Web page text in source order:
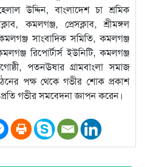
উদ্দিন, বাংলাদেশ চা শ্রমিক
কমলগঞ্জ, প্রেসক্লাব, শ্রীমঙ্গল
কমলগঞ্জ সাংবাদিক সমিতি, কমলগঞ্জ
রিপোর্টার্স ইউনিটি, কমলগঞ্জ
পতনঊষার গ্রামবাংলা সমাজ
পক্ষ থেকে গভীর শোক প্রকাশ
গভীর সমবেদনা জ্ঞাপন করেন।